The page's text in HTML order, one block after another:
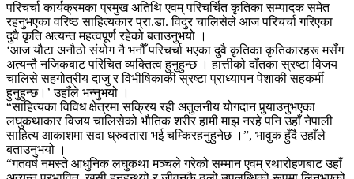
परिचर्चा कार्यक्रमका प्रमुख अतिथि एवम् परिचर्चित कृतिका सम्पादक समेत
रहनुभएका वरिष्ठ साहित्यकार प्रा.डा. विदुर चालिसेले आज परिचर्चा गरिएका
दुवै कृति अत्यन्त महत्वपूर्ण रहेको बताउनुभयो ।
‘आज यौटा अनौठो संयोग नै भनौँ परिचर्चा भएका दुवै कृतिका कृतिकारहरू मसँग
अत्यन्तै नजिकबाट परिचित व्यक्तित्व हुनुहुन्छ । हात्तीको दाँतका स्रष्टा विजय
चालिसे सहगोत्रीय दाजु र विभीषिकाकी स्रष्टा प्राध्यापन पेशाकी सहकर्मी
हुनुहुन्छ।’ उहाँले भन्नुभयो ।
“साहित्यका विविध क्षेत्रमा सक्रिय रही अतुलनीय योगदान पुर्‍याउनुभएका
लघुकथाकार विजय चालिसेको भौतिक शरीर हामी माझ नरहे पनि उहाँ नेपाली
साहित्य आकाशमा सदा ध्रुवतारा भई चम्किरहनुहुनेछ ।”, भावुक हुँदै उहाँले
बताउनुभयो ।
“गतवर्ष नमस्ते आधुनिक लघुकथा मञ्चले गरेको सम्मान एवम् रथारोहणबाट उहाँ